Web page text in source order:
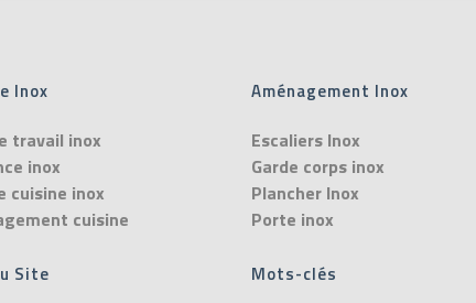
Inox
travail inox
inox
cuisine inox
cuisine
Site
Aménagement Inox
Escaliers Inox
Garde corps inox
Plancher Inox
Porte inox
Mots-clés